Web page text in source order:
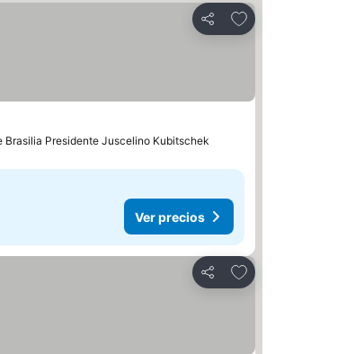
Compartir
Agregar a
Brasilia Presidente Juscelino Kubitschek
Ver precios
Compartir
Agregar a